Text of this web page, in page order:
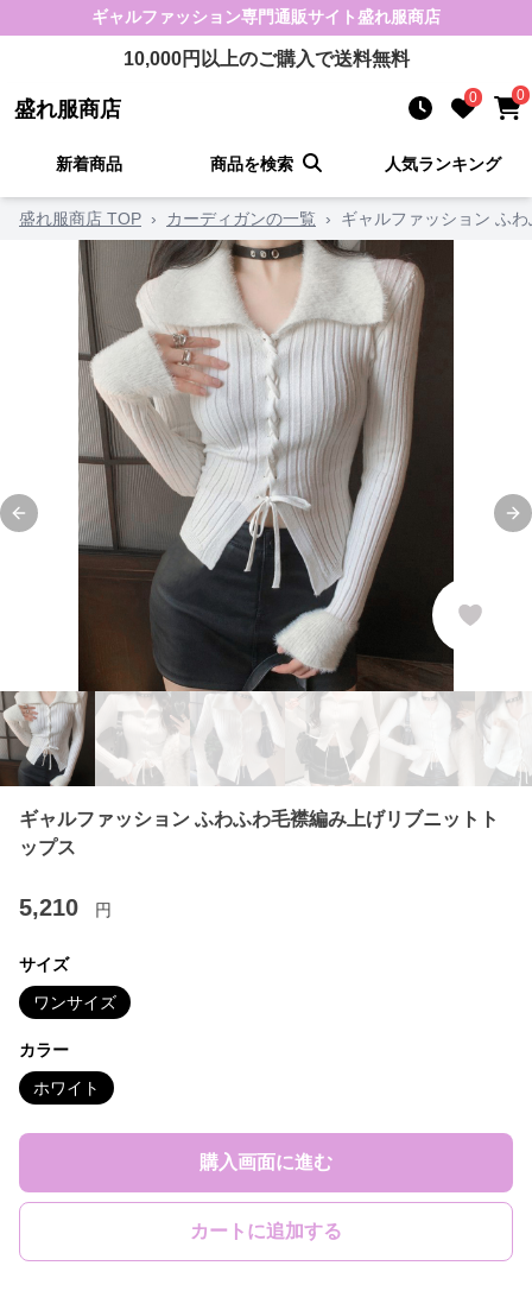
ギャルファッション専門通販サイト盛れ服商店
10,000円以上のご購入で送料無料
盛れ服商店 0 0
新着商品 商品を検索 人気ランキング
盛れ服商店 TOP › カーディガンの一覧 › ギャルファッション ふ
Previous slide
ギャルファッション ふわふわ毛襟編み上げリブニットト
ップス
5,210 円
サイズ
ワンサイズ
カラー
ホワイト
購入画面に進む
カートに追加する